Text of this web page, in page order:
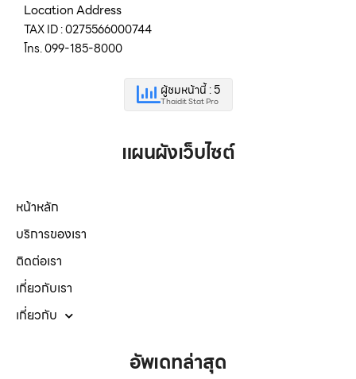
Location Address
TAX ID : 0275566000744
โทร. 099-185-8000
ผู้ชมหน้านี้ : 5
Thaidit Stat Pro
แผนผังเว็บไซต์
หน้าหลัก
บริการของเรา
ติดต่อเรา
เกี่ยวกับเรา
เกี่ยวกับ
อัพเดทล่าสุด